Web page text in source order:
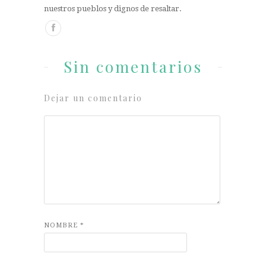
nuestros pueblos y dignos de resaltar.
Sin comentarios
Dejar un comentario
NOMBRE *